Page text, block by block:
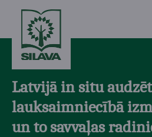
Latvijā in situ
lauksaimniecībā
un to savvaļas